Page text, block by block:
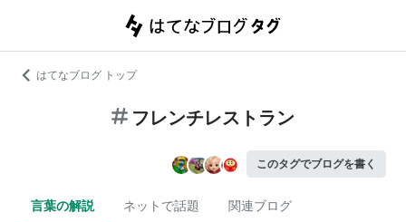
はてなブログ トップ
フレンチレストラン
このタグでブログを書く
言葉の解説 ネットで話題 関連ブログ